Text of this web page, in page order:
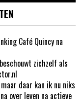
Café Quincy na
zichzelf als
daar kan ik nu niks
over leven na actieve